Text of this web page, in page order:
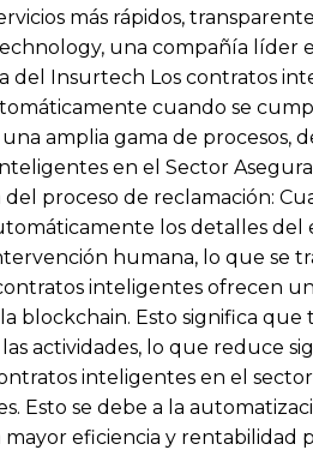
más rápidos,
una compañía líder
del Insurtech Los contratos
cuando se
amplia gama de procesos,
en el Sector
proceso de reclamación:
los detalles del
humana, lo que se
inteligentes ofrecen
blockchain. Esto significa
actividades, lo que reduce
inteligentes en el
Esto se debe a la
eficiencia y rentabilidad